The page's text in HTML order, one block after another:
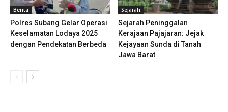
Berita
Polres Subang Gelar Operasi
Keselamatan Lodaya 2025
dengan Pendekatan Berbeda
Sejarah
Sejarah Peninggalan
Kerajaan Pajajaran: Jejak
Kejayaan Sunda di Tanah
Jawa Barat